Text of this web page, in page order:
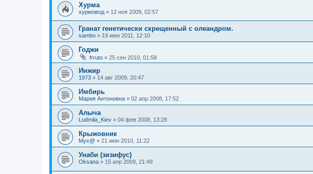
Хурма
хурмовод » 12 ноя 2009, 02:57
Гранат генетически скрещенный с олеандром.
sambo » 19 июн 2011, 12:10
Годжи
frruto » 25 сен 2010, 01:58
Инжир
1973 » 14 авг 2009, 20:47
Имбирь
Мария Антоновна » 02 апр 2008, 17:52
Алыча
Ludmila_Kiev » 04 фев 2008, 13:28
Крыжовник
Myx@ » 21 июн 2010, 11:22
Унаби (зизифус)
Oksana » 15 апр 2009, 21:49